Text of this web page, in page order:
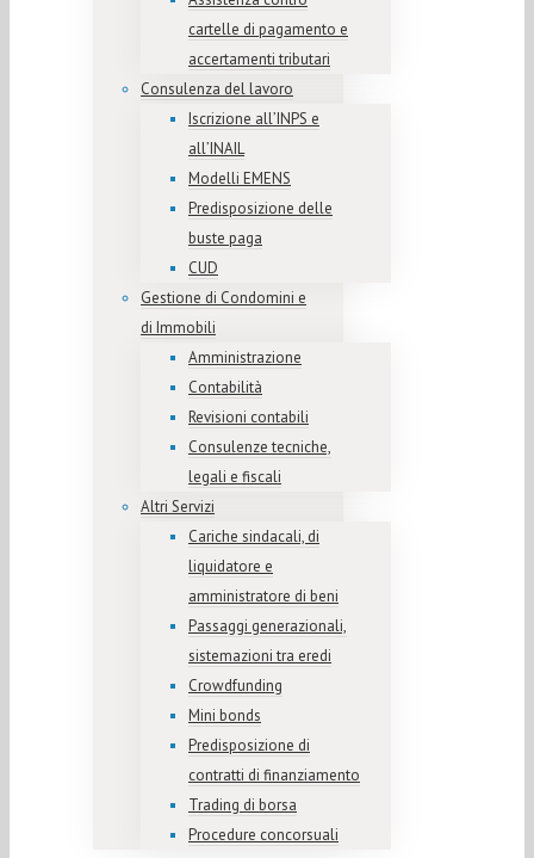
cartelle di pagamento e
accertamenti tributari
Consulenza del lavoro
Iscrizione all’INPS e
all’INAIL
Modelli EMENS
Predisposizione delle
buste paga
CUD
Gestione di Condomini e
di Immobili
Amministrazione
Contabilità
Revisioni contabili
Consulenze tecniche,
legali e fiscali
Altri Servizi
Cariche sindacali, di
liquidatore e
amministratore di beni
Passaggi generazionali,
sistemazioni tra eredi
Crowdfunding
Mini bonds
Predisposizione di
contratti di finanziamento
Trading di borsa
Procedure concorsuali